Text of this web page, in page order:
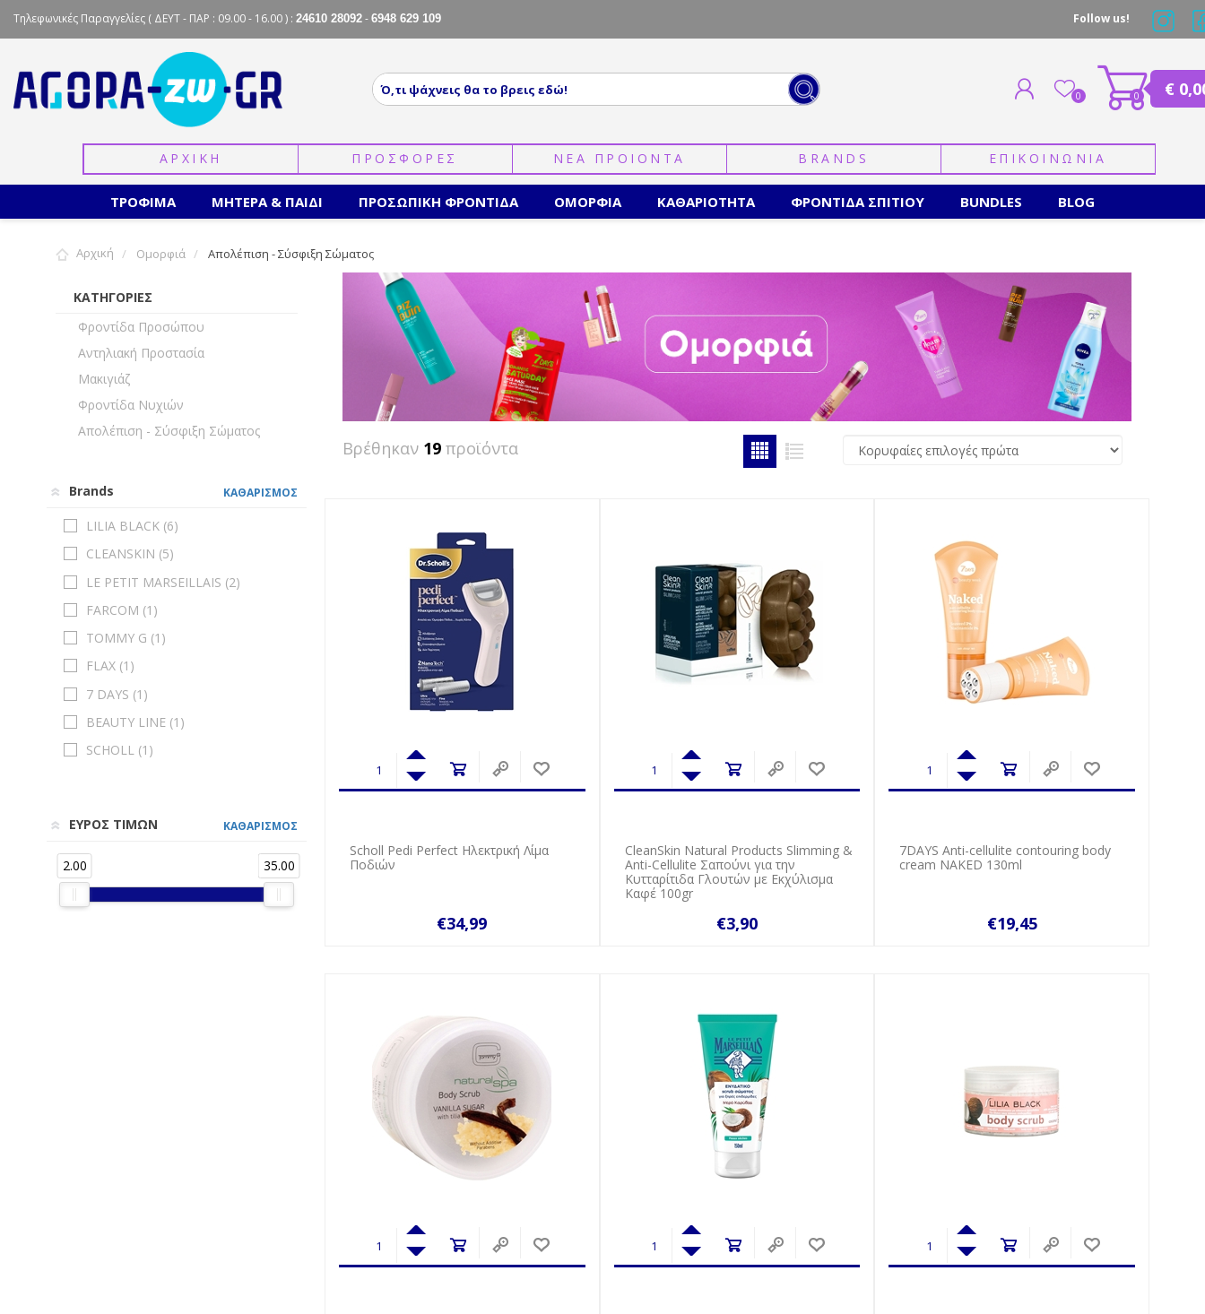
Τηλεφωνικές Παραγγελίες ( ΔΕΥΤ - ΠΑΡ : 09.00 - 16.00 ) : 24610 28092 - 6948 629 109 Follow us!
ΣΥΝΔΕΣΗ
0 €
0
ΑΡΧΙΚΗ ΠΡΟΣΦΟΡΕΣ ΝΕΑ ΠΡΟΙΟΝΤΑ BRANDS ΕΠΙΚΟΙΝΩΝΙΑ
ΤΡΟΦΙΜΑ ΜΗΤΕΡΑ & ΠΑΙΔΙ ΠΡΟΣΩΠΙΚΗ ΦΡΟΝΤΙΔΑ ΟΜΟΡΦΙΑ ΚΑΘΑΡΙΟΤΗΤΑ ΦΡΟΝΤΙΔΑ ΣΠΙΤΙΟΥ BUNDLES BLOG
Αρχική Ομορφιά Απολέπιση - Σύσφιξη Σώματος
ΚΑΤΗΓΟΡΙΕΣ
Φροντίδα Προσώπου
Αντηλιακή Προστασία
Μακιγιάζ
Φροντίδα Νυχιών
Απολέπιση - Σύσφιξη Σώματος
Brands ΚΑΘΑΡΙΣΜΟΣ
LILIA BLACK (6)
CLEANSKIN (5)
LE PETIT MARSEILLAIS (2)
FARCOM (1 )
TOMMY G (1 )
FLAX (1 )
7 DAYS (1 )
BEAUTY LINE (1 )
SCHOLL (1 )
ΕΥΡΟΣ ΤΙΜΩΝ ΚΑΘΑΡΙΣΜΟΣ
2.00 35.00
Βρέθηκαν 19 προϊόντα
Scholl Pedi Perfect Ηλεκτρική Λίμα
Ποδιών
€34,99
CleanSkin Natural Products Slimming &
Anti-Cellulite Σαπούνι για την
Κυτταρίτιδα Γλουτών με Εκχύλισμα
Καφέ 100gr
€3,90
7DAYS Anti-cellulite contouring body
cream NAKED 130ml
€19,45